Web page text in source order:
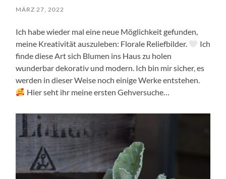
MÄRZ 27, 2022
Ich habe wieder mal eine neue Möglichkeit gefunden,
meine Kreativität auszuleben: Florale Reliefbilder.
Ich
finde diese Art sich Blumen ins Haus zu holen
wunderbar dekorativ und modern. Ich bin mir sicher, es
werden in dieser Weise noch einige Werke entstehen.
Hier seht ihr meine ersten Gehversuche…